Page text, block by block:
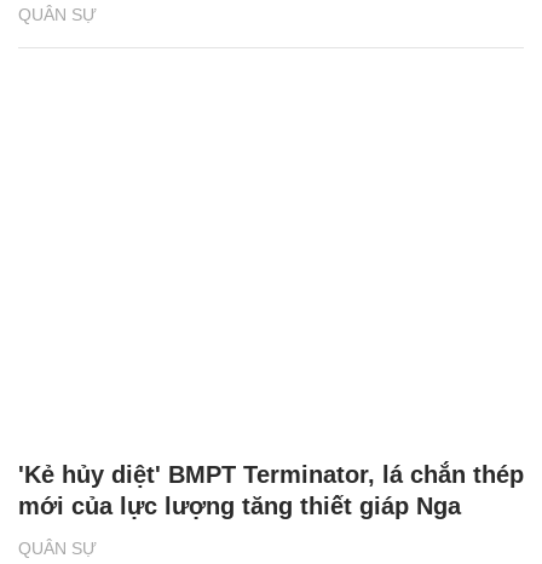
QUÂN SỰ
QUÂN SỰ
'Kẻ hủy diệt' BMPT Terminator, lá chắn thép
mới của lực lượng tăng thiết giáp Nga